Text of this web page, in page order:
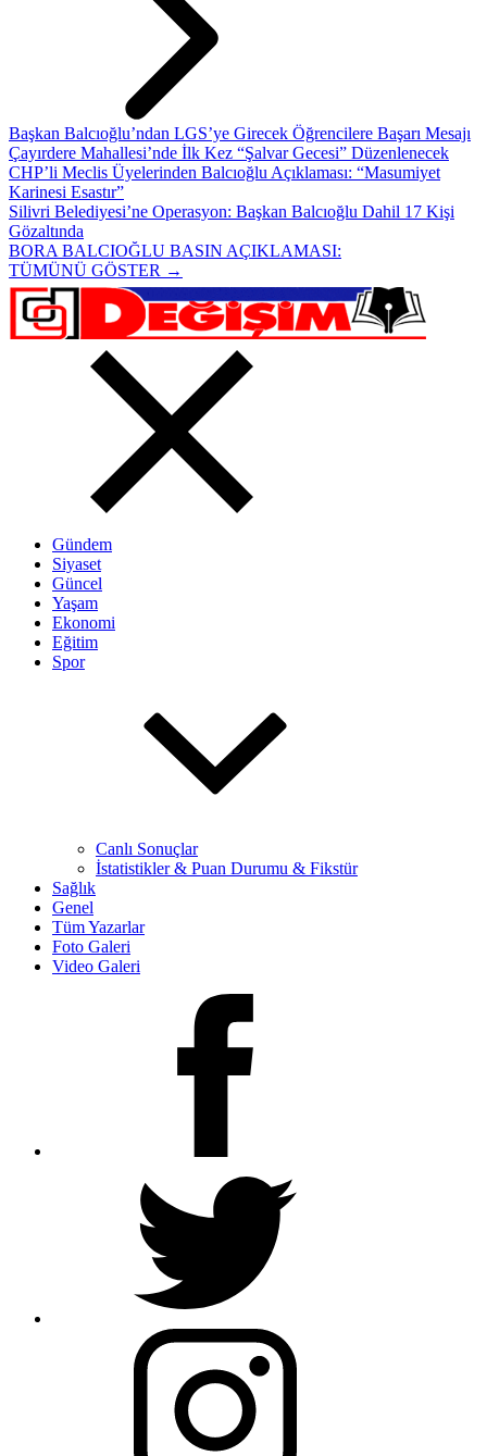
Başkan Balcıoğlu’ndan LGS’ye Girecek Öğrencilere Başarı Mesajı
Çayırdere Mahallesi’nde İlk Kez “Şalvar Gecesi” Düzenlenecek
CHP’li Meclis Üyelerinden Balcıoğlu Açıklaması: “Masumiyet
Karinesi Esastır”
Silivri Belediyesi’ne Operasyon: Başkan Balcıoğlu Dahil 17 Kişi
Gözaltında
BORA BALCIOĞLU BASIN AÇIKLAMASI:
TÜMÜNÜ GÖSTER →
Gündem
Siyaset
Güncel
Yaşam
Ekonomi
Eğitim
Spor
Canlı Sonuçlar
İstatistikler & Puan Durumu & Fikstür
Sağlık
Genel
Tüm Yazarlar
Foto Galeri
Video Galeri